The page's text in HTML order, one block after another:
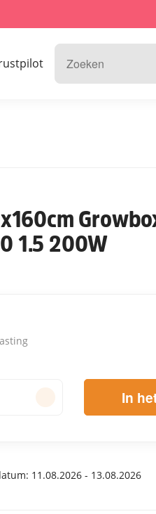
1.5 200W
In
11.08.2026 - 13.08.2026